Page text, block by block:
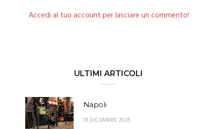
Accedi al tuo account per lasciare un commento!
ULTIMI ARTICOLI
Napoli
31 DICEMBRE 2025